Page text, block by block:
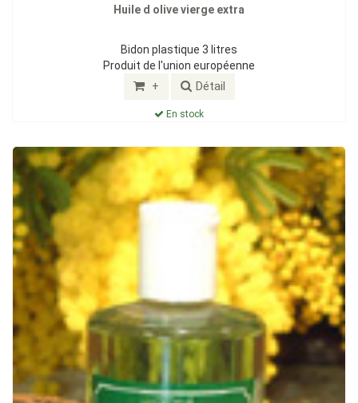
Huile d olive vierge extra
Bidon plastique 3 litres
Produit de l'union européenne
+ Détail
En stock